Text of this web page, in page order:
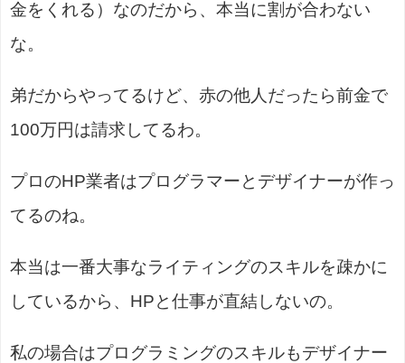
金をくれる）なのだから、本当に割が合わない
な。
弟だからやってるけど、赤の他人だったら前金で
100万円は請求してるわ。
プロのHP業者はプログラマーとデザイナーが作っ
てるのね。
本当は一番大事なライティングのスキルを疎かに
しているから、HPと仕事が直結しないの。
私の場合はプログラミングのスキルもデザイナー